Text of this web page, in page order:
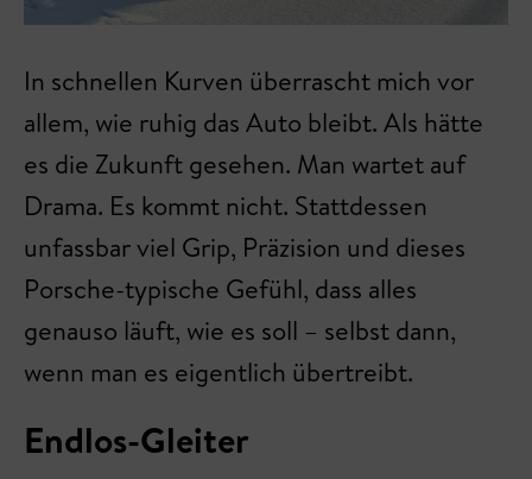
In schnellen Kurven überrascht mich vor
allem, wie ruhig das Auto bleibt. Als hätte
es die Zukunft gesehen. Man wartet auf
Drama. Es kommt nicht. Stattdessen
unfassbar viel Grip, Präzision und dieses
Porsche-typische Gefühl, dass alles
genauso läuft, wie es soll – selbst dann,
wenn man es eigentlich übertreibt.
Endlos-Gleiter